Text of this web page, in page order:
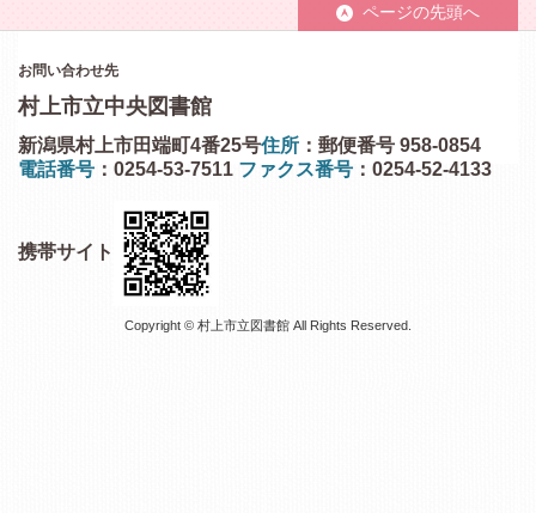
ページの先頭へ
お問い合わせ先
村上市立中央図書館
住所 ：郵便番号 958-0854
新潟県村上市田端町4番25号
電話番号 ：0254-53-7511 ファクス番号 ：0254-52-4133
携帯サイト
Copyright © 村上市立図書館 All Rights Reserved.